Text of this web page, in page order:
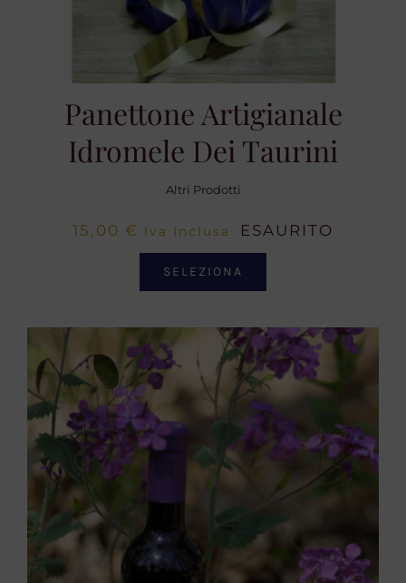
Panettone Artigianale
Idromele Dei Taurini
Altri Prodotti
15,00 € Iva Inclusa ESAURITO
SELEZIONA